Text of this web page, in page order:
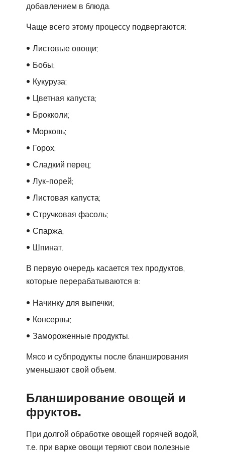
добавлением в блюда.
Чаще всего этому процессу подвергаются:
Листовые овощи;
Бобы;
Кукуруза;
Цветная капуста;
Брокколи;
Морковь;
Горох;
Сладкий перец;
Лук-порей;
Листовая капуста;
Стручковая фасоль;
Спаржа;
Шпинат.
В первую очередь касается тех продуктов,
которые перерабатываются в:
Начинку для выпечки;
Консервы;
Замороженные продукты.
Мясо и субпродукты после бланширования
уменьшают свой объем.
Бланширование овощей и
фруктов.
При долгой обработке овощей горячей водой,
т.е. при варке овощи теряют свои полезные